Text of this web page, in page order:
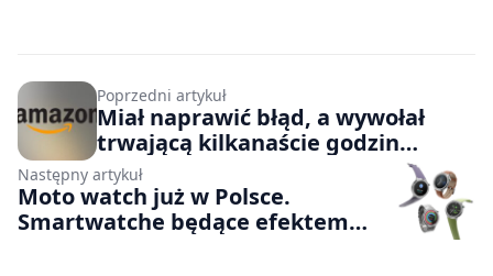
Poprzedni artykuł
Miał naprawić błąd, a wywołał
trwającą kilkanaście godzin
awarię. To Kiro, agent AI
Amazona, był odpowiedzialny za
grudniową awarię AWS
Następny artykuł
Moto watch już w Polsce.
Smartwatche będące efektem